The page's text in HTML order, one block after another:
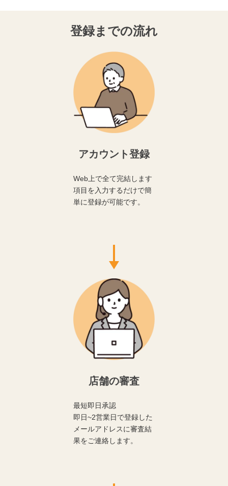
登録までの流れ
アカウント登録
Web上で全て完結します
項目を入力するだけで簡
単に登録が可能です。
店舗の審査
最短即日承認
即日~2営業日で登録した
メールアドレスに審査結
果をご連絡します。